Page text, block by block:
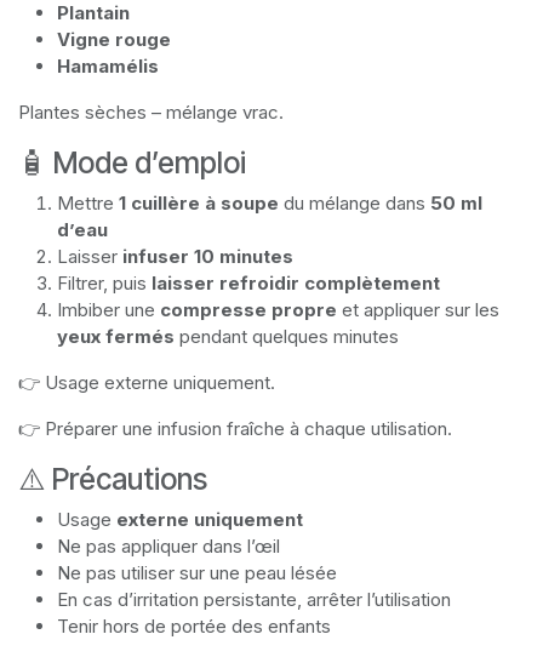
Plantain
Vigne rouge
Hamamélis
Plantes sèches – mélange vrac.
🧴 Mode d’emploi
Mettre 1 cuillère à soupe du mélange dans 50 ml
d’eau
Laisser infuser 10 minutes
Filtrer, puis laisser refroidir complètement
Imbiber une compresse propre et appliquer sur les
yeux fermés pendant quelques minutes
👉 Usage externe uniquement.
👉 Préparer une infusion fraîche à chaque utilisation.
⚠️ Précautions
Usage externe uniquement
Ne pas appliquer dans l’œil
Ne pas utiliser sur une peau lésée
En cas d’irritation persistante, arrêter l’utilisation
Tenir hors de portée des enfants